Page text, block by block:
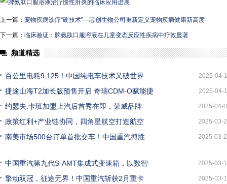
上一篇： 宠物疾病诊疗“硬技术”—芯创生物公司重新定义宠物疾病健康新高度
下一篇： 临床验证：脾氨肽口服溶液在儿童变态反应性疾病中疗效显著
频道精选
百公里电耗9.125！中国纯电车技术又破世界 2025-04-
捷途山海T2加长版预售开启 奇瑞CDM-O赋能捷 2025-04-
约瑟夫.卡班加盟上汽后首秀在即，荣威品牌 2025-04-
政策红利+产业链协同，四角星航空打造航空 2025-03-
南美市场500台订单首批交车！中国重汽搏胜 2025-03-
中国重汽第九代S-AMT集成式变速箱，以数智 2025-03-
擎动双冠，征途无界！中国重汽斩获2月重卡 2025-03-